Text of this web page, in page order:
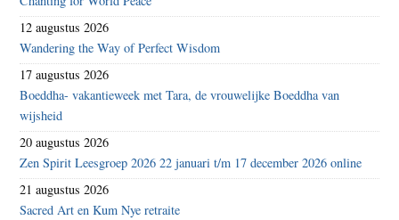
12 augustus 2026
Wandering the Way of Perfect Wisdom
17 augustus 2026
Boeddha- vakantieweek met Tara, de vrouwelijke Boeddha van
wijsheid
20 augustus 2026
Zen Spirit Leesgroep 2026 22 januari t/m 17 december 2026 online
21 augustus 2026
Sacred Art en Kum Nye retraite